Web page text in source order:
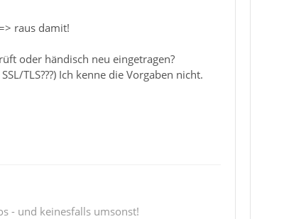
raus damit!
oder händisch neu eingetragen?
TLS???) Ich kenne die Vorgaben nicht.
- und keinesfalls umsonst!